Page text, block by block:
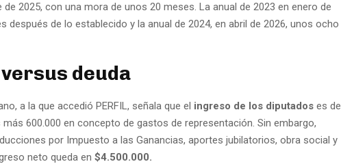
2025, con una mora de unos 20 meses. La anual de 2023 en enero de
después de lo establecido y la anual de 2024, en abril de 2026, unos ocho
deuda
a la que accedió PERFIL, señala que el ingreso de los diputados es de
600.000 en concepto de gastos de representación. Sin embargo,
por Impuesto a las Ganancias, aportes jubilatorios, obra social y
neto queda en $4.500.000.